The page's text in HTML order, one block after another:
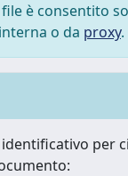
è consentito
o da proxy.
per